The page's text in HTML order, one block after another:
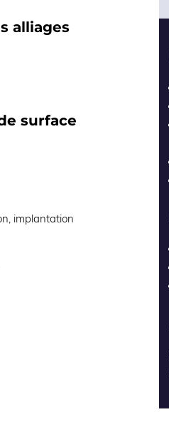
alliages
surface
implantation